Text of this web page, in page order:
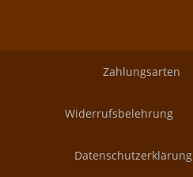
Zahlungsarten
Widerrufsbelehrung
Datenschutzerklärung